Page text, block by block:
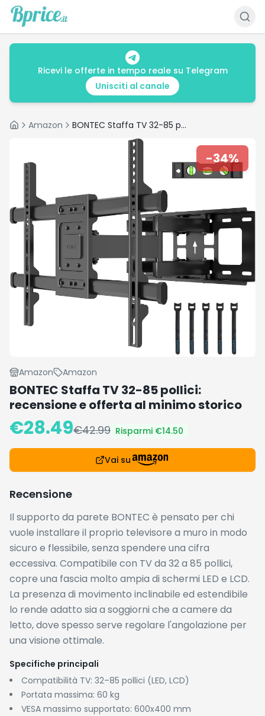
Ricevi le offerte in tempo reale su Telegram
Unisciti al canale
HomeAmazon BONTEC Staffa TV 32-85 pollici: recensione e offerta al minimo storico
-34%
Amazon Amazon
BONTEC Staffa TV 32-85 pollici:
recensione e offerta al minimo storico
€28.49€42.99 Risparmi €14.50
Vai su
Recensione
Il supporto da parete BONTEC è pensato per chi
vuole installare il proprio televisore a muro in modo
sicuro e flessibile, senza spendere una cifra
eccessiva. Compatibile con TV da 32 a 85 pollici,
copre una fascia molto ampia di schermi LED e LCD.
La presenza di movimento inclinabile ed estendibile
lo rende adatto sia a soggiorni che a camere da
letto, dove spesso serve regolare l'angolazione per
una visione ottimale.
Specifiche principali
Compatibilità TV: 32–85 pollici (LED, LCD)
Portata massima: 60 kg
VESA massimo supportato: 600x400 mm